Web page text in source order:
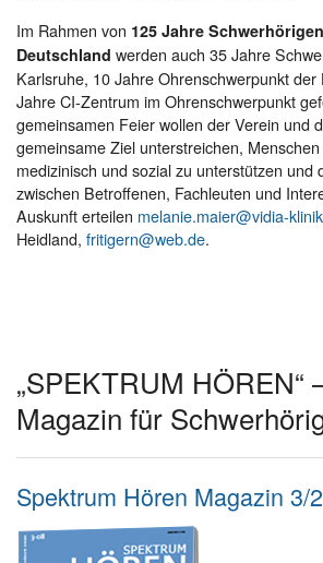
Im Rahmen von 125 Jahre
Deutschland werden auch 35 Jahre
Karlsruhe, 10 Jahre Ohrenschwerpunkt der
Jahre CI-Zentrum im Ohrenschwerpunkt
gemeinsamen Feier wollen der Verein und
gemeinsame Ziel unterstreichen,
medizinisch und sozial zu unterstützen und
zwischen Betroffenen, Fachleuten und
Auskunft erteilen melanie.maier@vidia-
Heidland, fritigern@web.de.
„SPEKTRUM HÖREN“
Magazin für
Spektrum Hören Magazin 3/